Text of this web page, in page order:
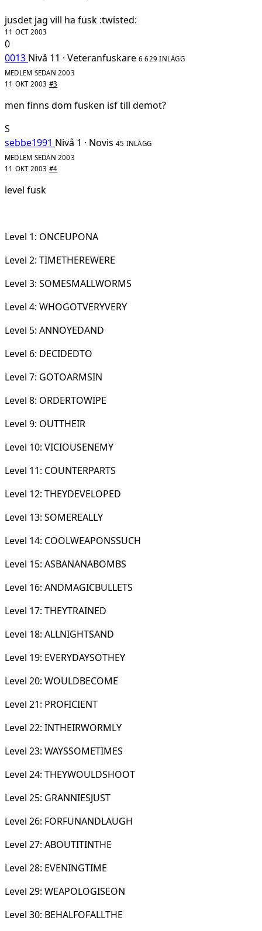
jusdet jag vill ha fusk :twisted:
11 OCT 2003
0
0013 Nivå 11 · Veteranfuskare 6 629 INLÄGG
MEDLEM SEDAN 2003
11 OKT 2003 #3
men finns dom fusken isf till demot?
S
sebbe1991 Nivå 1 · Novis 45 INLÄGG
MEDLEM SEDAN 2003
11 OKT 2003 #4
level fusk
Level 1: ONCEUPONA
Level 2: TIMETHEREWERE
Level 3: SOMESMALLWORMS
Level 4: WHOGOTVERYVERY
Level 5: ANNOYEDAND
Level 6: DECIDEDTO
Level 7: GOTOARMSIN
Level 8: ORDERTOWIPE
Level 9: OUTTHEIR
Level 10: VICIOUSENEMY
Level 11: COUNTERPARTS
Level 12: THEYDEVELOPED
Level 13: SOMEREALLY
Level 14: COOLWEAPONSSUCH
Level 15: ASBANANABOMBS
Level 16: ANDMAGICBULLETS
Level 17: THEYTRAINED
Level 18: ALLNIGHTSAND
Level 19: EVERYDAYSOTHEY
Level 20: WOULDBECOME
Level 21: PROFICIENT
Level 22: INTHEIRWORMLY
Level 23: WAYSSOMETIMES
Level 24: THEYWOULDSHOOT
Level 25: GRANNIESJUST
Level 26: FORFUNANDLAUGH
Level 27: ABOUTITINTHE
Level 28: EVENINGTIME
Level 29: WEAPOLOGISEON
Level 30: BEHALFOFALLTHE